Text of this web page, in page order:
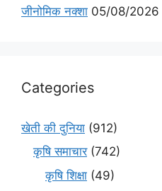
जीनोमिक नक्शा 05/08/2026
Categories
खेती की दुनिया (912)
कृषि समाचार(742)
कृषि शिक्षा (49)